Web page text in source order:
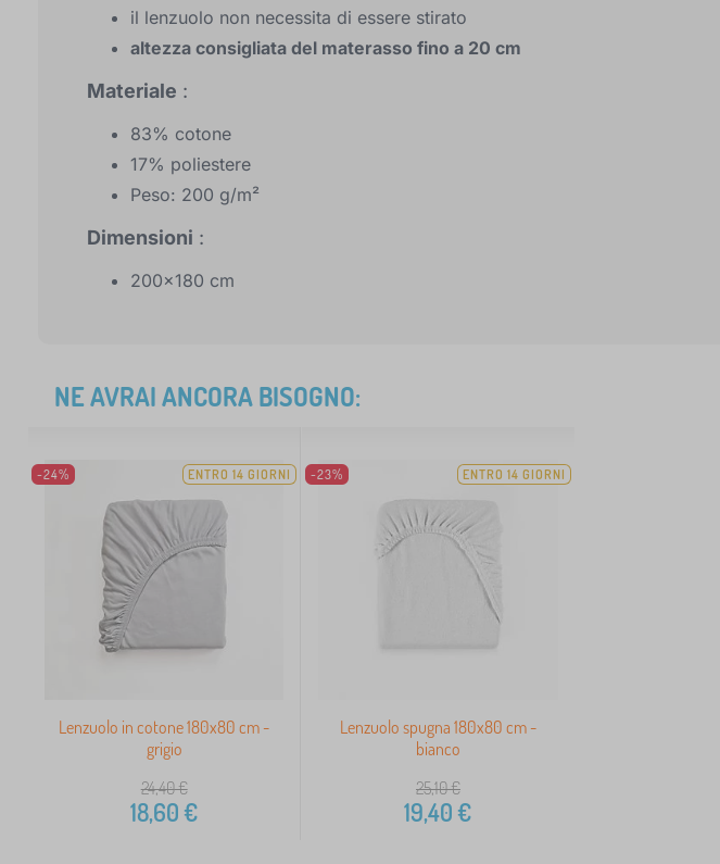
il lenzuolo non necessita di essere stirato
altezza consigliata del materasso fino a 20 cm
Materiale :
83% cotone
17% poliestere
Peso: 200 g/m²
Dimensioni :
200x180 cm
NE AVRAI ANCORA BISOGNO:
-24% ENTRO 14 GIORNI
Lenzuolo in cotone 180x80 cm -
grigio
24,40€
18,60€
-23% ENTRO 14 GIORNI
Lenzuolo spugna 180x80 cm -
bianco
25,10€
19,40€